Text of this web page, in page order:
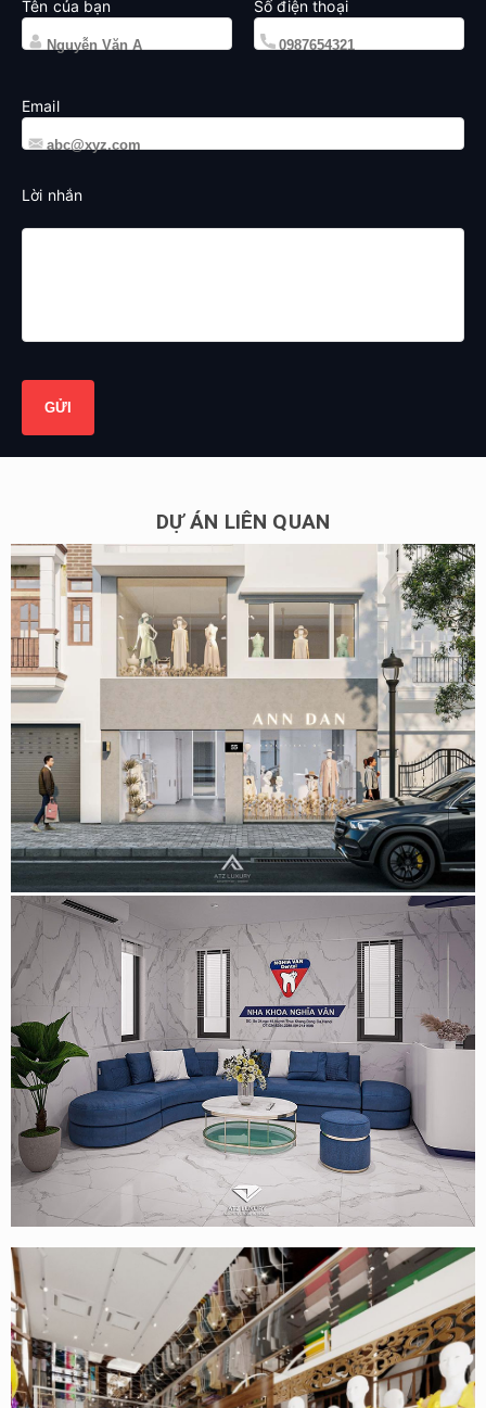
Tên của bạn Số điện thoại
Email
Lời nhắn
DỰ ÁN LIÊN QUAN
Thiết kế shop thời trang Anndan 120m2 tại Nguyễn Hy
Quang, Hà Nội
Thiết kế phòng khám nha khoa Nghĩa Vân – Huỳnh Thúc
Kháng – Hà Nội